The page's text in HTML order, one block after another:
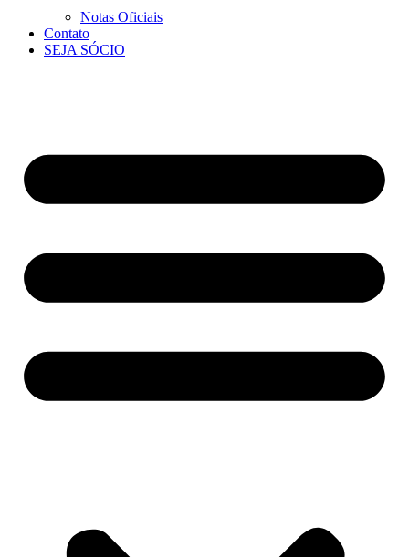
Notas Oficiais
Contato
SEJA SÓCIO